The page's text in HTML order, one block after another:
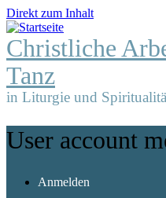
Direkt zum Inhalt
Christliche
Tanz
in Liturgie und
User account
Anmelden